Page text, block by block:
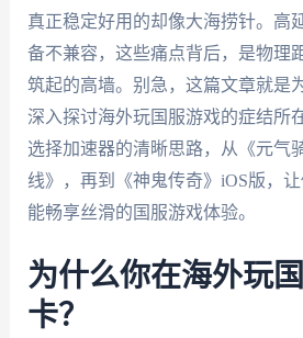
真正稳定好用的却像大海捞针。高
备不兼容，这些痛点背后，是物理
筑起的高墙。别急，这篇文章就是
深入探讨海外玩国服游戏的症结所
选择加速器的清晰思路，从《元气
线》，再到《神鬼传奇》iOS版，
能畅享丝滑的国服游戏体验。
为什么你在海外玩
卡？